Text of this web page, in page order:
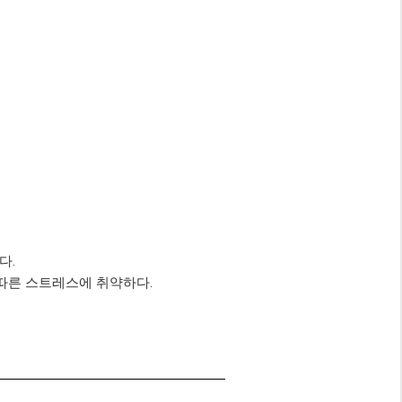
.
스트레스에 취약하다.